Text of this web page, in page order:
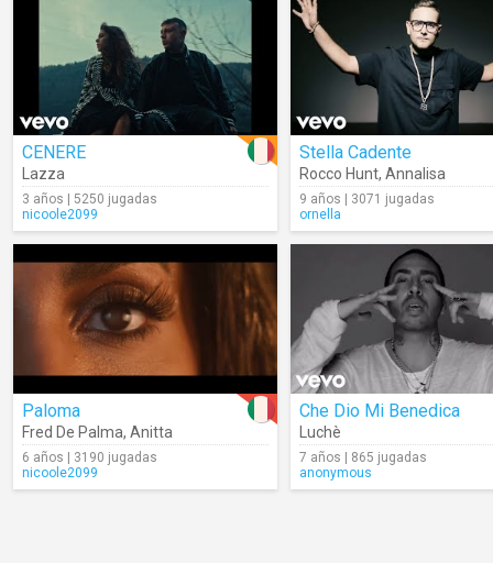
CENERE
Lazza
3 años | 5250 jugadas
nicoole2099
Stella Cadente
Rocco Hunt, Annalisa
9 años | 3071 jugadas
ornella
Paloma
Fred De Palma, Anitta
6 años | 3190 jugadas
nicoole2099
Che Dio Mi Benedica
Luchè
7 años | 865 jugadas
anonymous